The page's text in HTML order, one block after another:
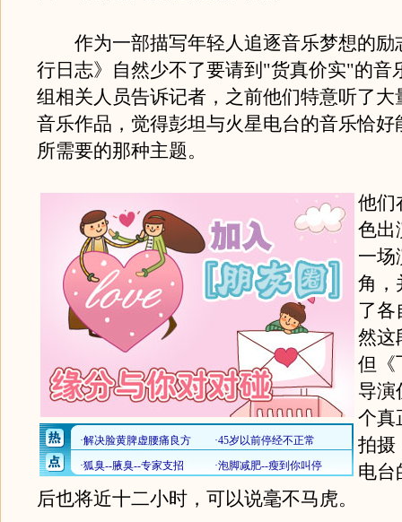
作为一部描写年轻人追逐音乐梦想的励
行日志》自然少不了要请到"货真价实"的音
组相关人员告诉记者，之前他们特意听了大
音乐作品，觉得彭坦与火星电台的音乐恰好
所需要的那种主题。
他们
色出
一场
角，
了各
然这
但《
导演
个真
拍摄
电台
后也将近十二小时，可以说毫不马虎。